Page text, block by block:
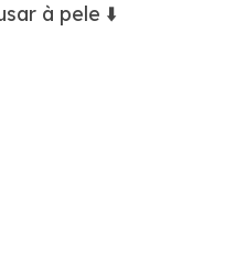
à pele ⬇️